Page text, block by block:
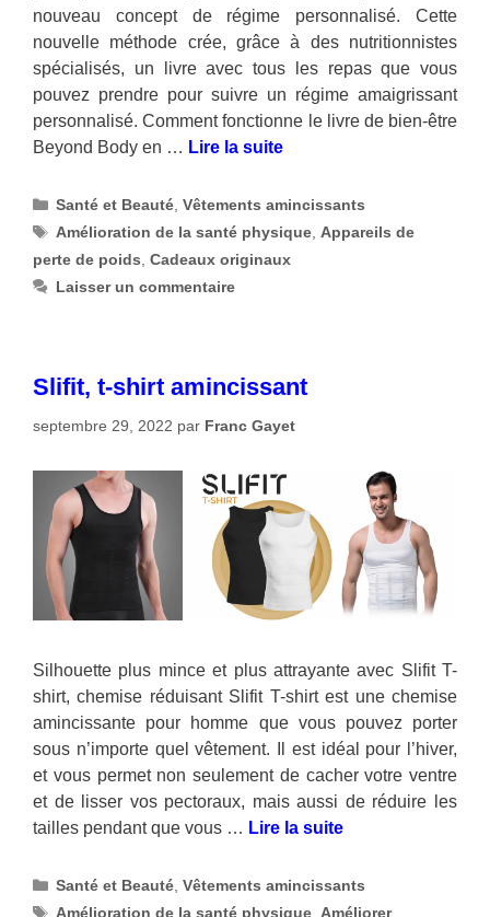
nouveau concept de régime personnalisé. Cette
nouvelle méthode crée, grâce à des nutritionnistes
spécialisés, un livre avec tous les repas que vous
pouvez prendre pour suivre un régime amaigrissant
personnalisé. Comment fonctionne le livre de bien-être
Beyond Body en … Lire la suite
Catégories
Santé et Beauté ,Vêtements amincissants
Étiquettes
Amélioration de la santé physique Appareils de
perte de poids Cadeaux originaux
Laisser un commentaire
Slifit, t-shirt amincissant
septembre 29, 2022 par Franc Gayet
Silhouette plus mince et plus attrayante avec Slifit T-
shirt, chemise réduisant Slifit T-shirt est une chemise
amincissante pour homme que vous pouvez porter
sous n’importe quel vêtement. Il est idéal pour l’hiver,
et vous permet non seulement de cacher votre ventre
et de lisser vos pectoraux, mais aussi de réduire les
tailles pendant que vous … Lire la suite
Catégories
Santé et Beauté,Vêtements amincissants
Étiquettes
Amélioration de la santé physique Améliorer